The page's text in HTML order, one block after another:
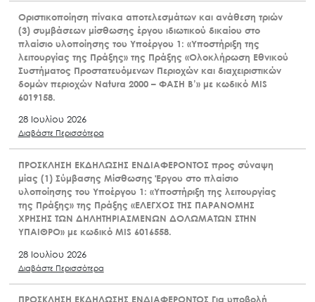
Οριστικοποίηση πίνακα αποτελεσμάτων και ανάθεση τριών
(3) συμβάσεων μίσθωσης έργου ιδιωτικού δικαίου στο
πλαίσιο υλοποίησης του Υποέργου 1: «Υποστήριξη της
λειτουργίας της Πράξης» της Πράξης «Ολοκλήρωση Εθνικού
Συστήματος Προστατευόμενων Περιοχών και διαχειριστικών
δομών περιοχών Natura 2000 – ΦΑΣΗ Β’» με κωδικό MIS
6019158.
28 Ιουλίου 2026
Διαβάστε Περισσότερα
ΠΡΟΣΚΛΗΣΗ ΕΚΔΗΛΩΣΗΣ ΕΝΔΙΑΦΕΡΟΝΤΟΣ προς σύναψη
μίας (1) Σύμβασης Μίσθωσης Έργου στο πλαίσιο
υλοποίησης του Υποέργου 1: «Υποστήριξη της λειτουργίας
της Πράξης» της Πράξης «ΕΛΕΓΧΟΣ ΤΗΣ ΠΑΡΑΝΟΜΗΣ
ΧΡΗΣΗΣ ΤΩΝ ΔΗΛΗΤΗΡΙΑΣΜΕΝΩΝ ΔΟΛΩΜΑΤΩΝ ΣΤΗΝ
ΥΠΑΙΘΡΟ» με κωδικό MIS 6016558.
28 Ιουλίου 2026
Διαβάστε Περισσότερα
ΠΡΟΣΚΛΗΣΗ ΕΚΔΗΛΩΣΗΣ ΕΝΔΙΑΦΕΡΟΝΤΟΣ Για υποβολή